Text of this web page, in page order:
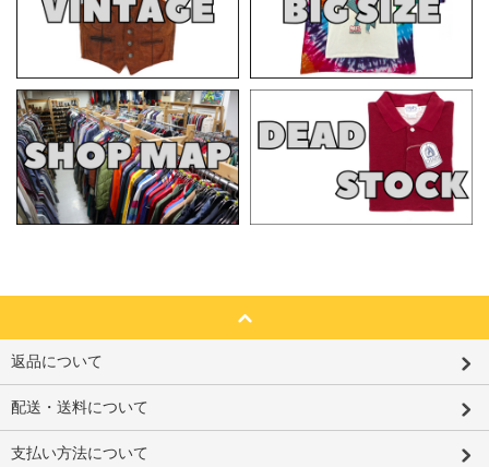
返品について
配送・送料について
支払い方法について